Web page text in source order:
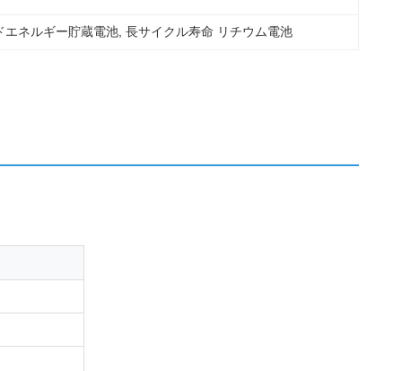
エネルギー貯蔵電池 , 長サイクル寿命 リチウム電池